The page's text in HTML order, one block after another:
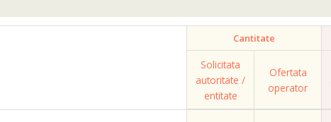
Cantitate
Solicitata
autoritate /
entitate
Ofertata
operator